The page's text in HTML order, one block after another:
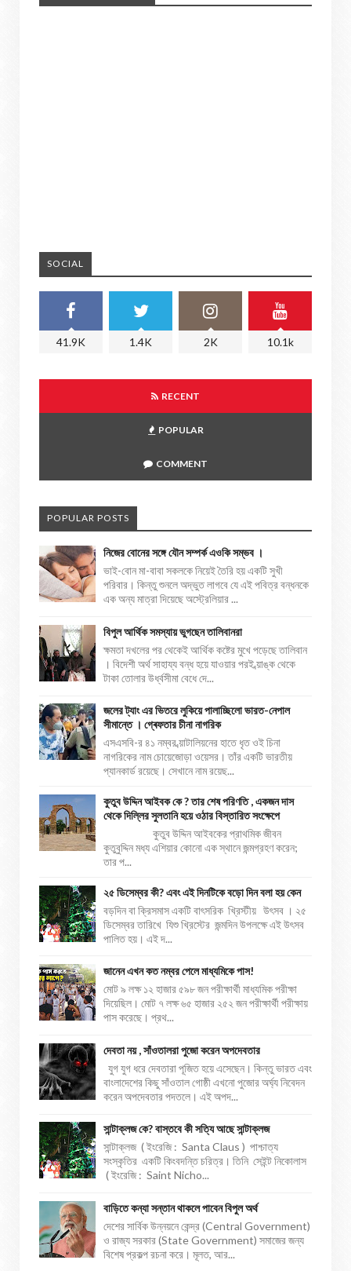
SOCIAL
41.9K 1.4K 2K 10.1k
RECENT
POPULAR
COMMENT
POPULAR POSTS
নিজের বোনের সঙ্গে যৌন সম্পর্ক এওকি সম্ভব ।
ভাই-বোন মা-বাবা সকলকে নিয়েই তৈরি হয় একটি সুখী
পরিবার। কিন্তু শুনলে অদ্ভুত লাগবে যে এই পবিত্র বন্ধনকে
এক অন্য মাত্রা দিয়েছে অস্ট্রেলিয়ার ...
বিপুল আর্থিক সমস্যায় ভুগছেন তালিবানরা
ক্ষমতা দখলের পর থেকেই আর্থিক কষ্টের মুখে পড়েছে তালিবান
। বিদেশী অর্থ সাহায্য বন্ধ হয়ে যাওয়ার পরই ব্য়াঙ্ক থেকে
টাকা তোলার উর্ধ্বসীমা বেধে দে...
জলের ট্যাং এর ভিতরে লুকিয়ে পালাচ্ছিলো ভারত-নেপাল
সীমান্তে । গ্ৰেফতার চীনা নাগরিক
এসএসবি-র ৪১ নম্বর ব্য়াটালিয়নের হাতে ধৃত ওই চিনা
নাগরিকের নাম চোয়েজোড়া ওয়েসর। তাঁর একটি ভারতীয়
প্যানকার্ড রয়েছে। সেখানে নাম রয়েছ...
কুতুব উদ্দিন আইবক কে ? তার শেষ পরিণতি , একজন দাস
থেকে দিল্লির সুলতানি হয়ে ওঠার বিস্তারিত সংক্ষেপে
কুতুব উদ্দিন আইবকের প্রাথমিক জীবন
কুতুবুদ্দিন মধ্য এশিয়ার কোনো এক স্থানে জন্মগ্রহণ করেন;
তার প...
২৫ ডিসেম্বর কী? এবং এই দিনটিকে বড়ো দিন বলা হয় কেন
বড়দিন বা ক্রিসমাস একটি বাৎসরিক খ্রিস্টীয় উৎসব । ২৫
ডিসেম্বর তারিখে যিশু খ্রিস্টের জন্মদিন উপলক্ষে এই উৎসব
পালিত হয়। এই দ...
জানেন এখন কত নম্বর পেলে মাধ্যমিকে পাস!
মোট ৯ লক্ষ ১২ হাজার ৫৯৮ জন পরীক্ষার্থী মাধ্যমিক পরীক্ষা
দিয়েছিল। মোট ৭ লক্ষ ৬৫ হাজার ২৫২ জন পরীক্ষার্থী পরীক্ষায়
পাস করেছে। প্রথ...
দেবতা নয় , সাঁওতালরা পুজো করেন অপদেবতার
যুগ যুগ ধরে দেবতারা পূজিত হয়ে এসেছেন। কিন্তু ভারত এবং
বাংলাদেশের কিছু সাঁওতাল গোষ্ঠী এখনো পুজোর অর্ঘ্য নিবেদন
করেন অপদেবতার পদতলে। এই অপদ...
সান্টাক্লজ কে? বাস্তবে কী সত্যি আছে সান্টাক্লজ
সান্টাক্লজ ( ইংরেজি : Santa Claus ) পাশ্চাত্য
সংস্কৃতির একটি কিংবদন্তি চরিত্র। তিনি সেইন্ট নিকোলাস
( ইংরেজি : Saint Nicho...
বাড়িতে কন্যা সন্তান থাকলে পাবেন বিপুল অর্থ
দেশের সার্বিক উন্নয়নে কেন্দ্র (Central Government)
ও রাজ্য সরকার (State Government) সমাজের জন্য
বিশেষ প্রকল্প রচনা করে। মূলত, আর...